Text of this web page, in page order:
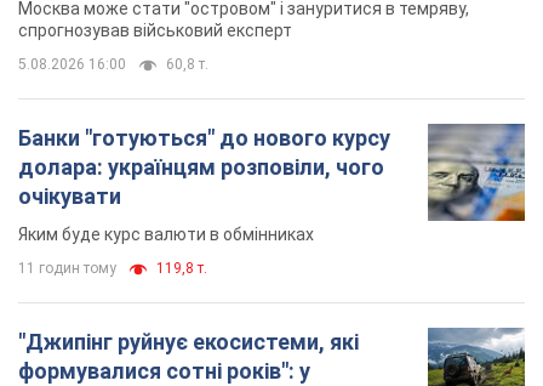
Москва може стати "островом" і зануритися в темряву,
спрогнозував військовий експерт
5.08.2026 16:00 60,8 т.
Банки "готуються" до нового курсу
долара: українцям розповіли, чого
очікувати
Яким буде курс валюти в обмінниках
11 годин тому 119,8 т.
"Джипінг руйнує екосистеми, які
формувалися сотні років": у